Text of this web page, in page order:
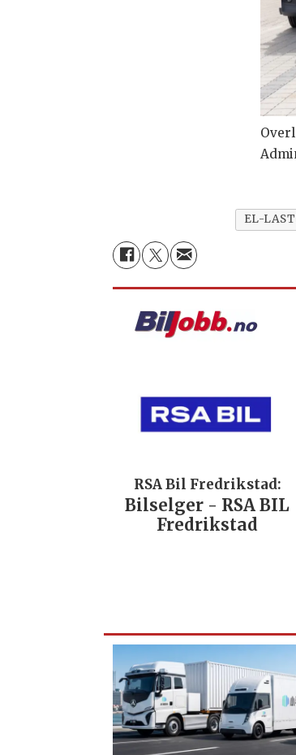
EL-
RSA Bil Fredrikstad:
Bilselger - RSA BIL
Fredrikstad